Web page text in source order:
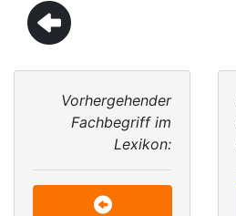
Vorhergehender
Fachbegriff im
Lexikon: